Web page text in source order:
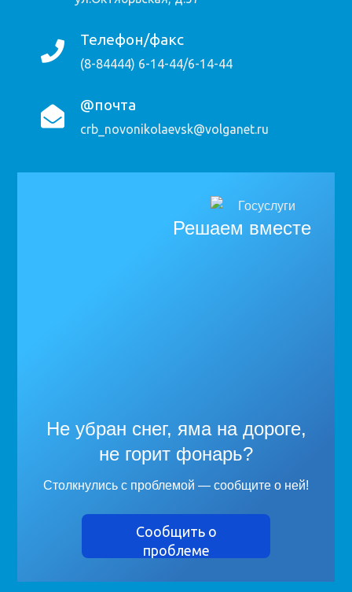
Телефон/факс
(8-84444) 6-14-44/6-14-44
@почта
crb_novonikolaevsk@volganet.ru
Решаем вместе
Не убран снег, яма на дороге,
не горит фонарь?
Столкнулись с проблемой — сообщите о ней!
Сообщить о
проблеме